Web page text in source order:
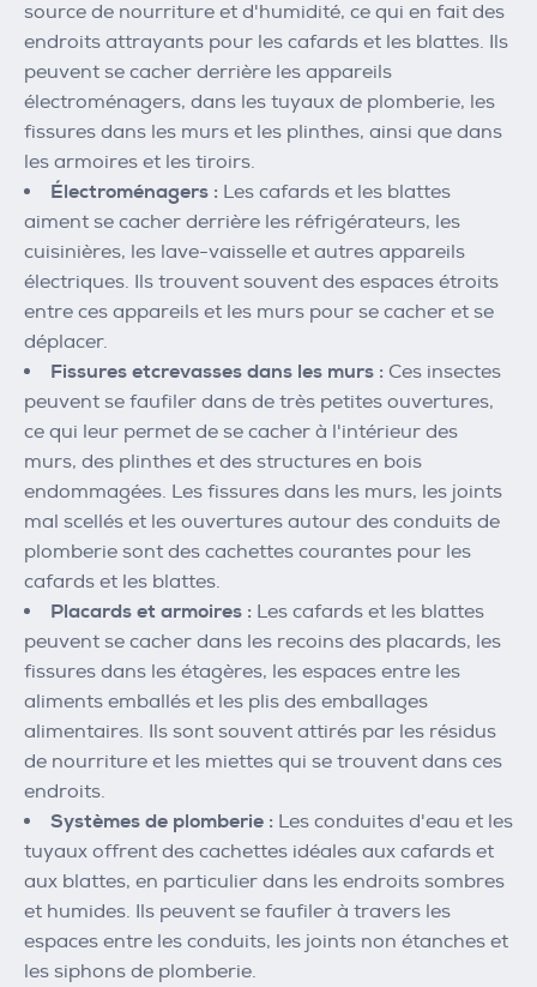
source de nourriture et d'humidité, ce qui en fait des
endroits attrayants pour les cafards et les blattes. Ils
peuvent se cacher derrière les appareils
électroménagers, dans les tuyaux de plomberie, les
fissures dans les murs et les plinthes, ainsi que dans
les armoires et les tiroirs.
Électroménagers : Les cafards et les blattes
aiment se cacher derrière les réfrigérateurs, les
cuisinières, les lave-vaisselle et autres appareils
électriques. Ils trouvent souvent des espaces étroits
entre ces appareils et les murs pour se cacher et se
déplacer.
Fissures etcrevasses dans les murs : Ces insectes
peuvent se faufiler dans de très petites ouvertures,
ce qui leur permet de se cacher à l'intérieur des
murs, des plinthes et des structures en bois
endommagées. Les fissures dans les murs, les joints
mal scellés et les ouvertures autour des conduits de
plomberie sont des cachettes courantes pour les
cafards et les blattes.
Placards et armoires : Les cafards et les blattes
peuvent se cacher dans les recoins des placards, les
fissures dans les étagères, les espaces entre les
aliments emballés et les plis des emballages
alimentaires. Ils sont souvent attirés par les résidus
de nourriture et les miettes qui se trouvent dans ces
endroits.
Systèmes de plomberie : Les conduites d'eau et les
tuyaux offrent des cachettes idéales aux cafards et
aux blattes, en particulier dans les endroits sombres
et humides. Ils peuvent se faufiler à travers les
espaces entre les conduits, les joints non étanches et
les siphons de plomberie.